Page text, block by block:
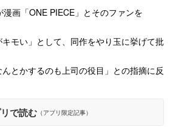
漫画「ONE PIECE」とそのファンを
キモい」として、同作をやり玉に挙げて批
んとかするのも上司の役目」との指摘に反
で読む （アプリ限定記事）